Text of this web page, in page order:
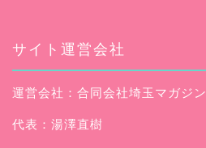
サイト運営会社
運営会社：合同会社埼玉マガジン
代表：湯澤直樹